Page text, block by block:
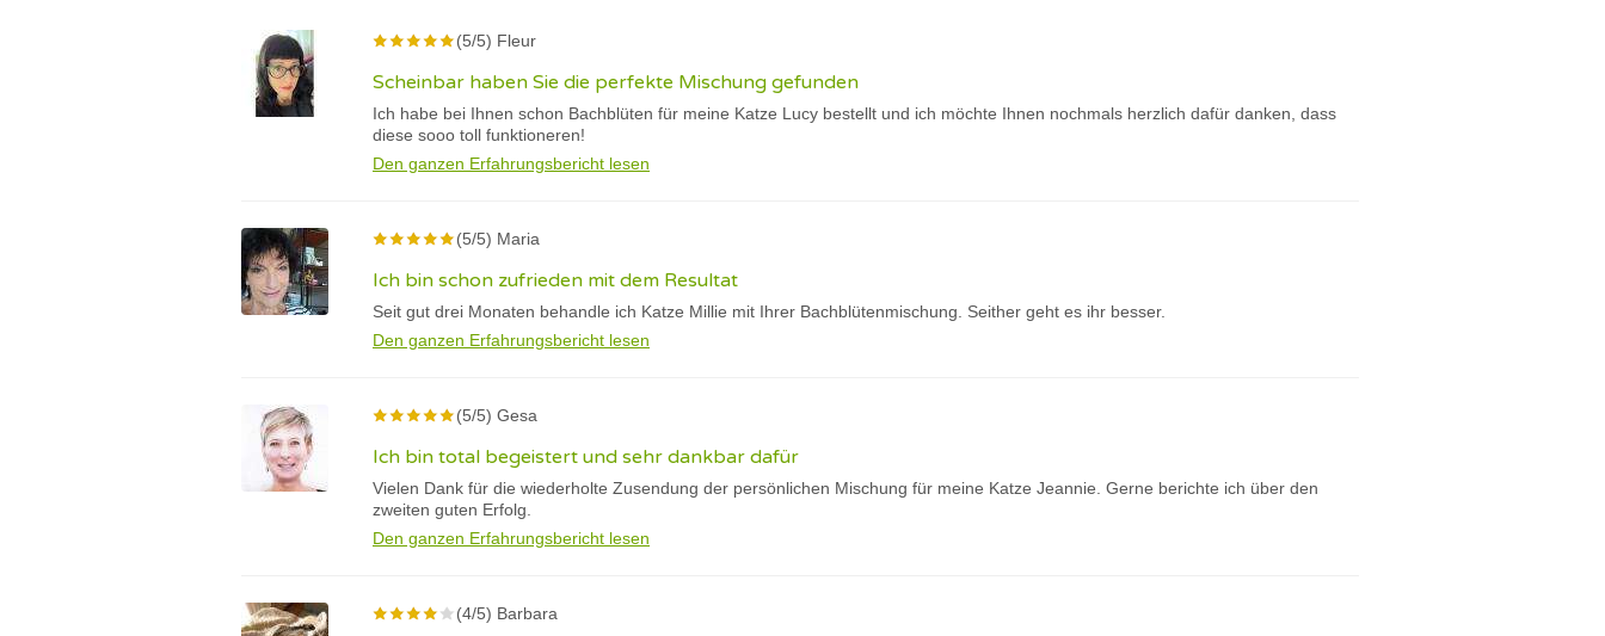
(5/5) Fleur
Scheinbar haben Sie die perfekte Mischung gefunden
Ich habe bei Ihnen schon Bachblüten für meine Katze Lucy bestellt und ich möchte Ihnen nochmals herzlich dafür danken, dass
diese sooo toll funktioneren!
Den ganzen Erfahrungsbericht lesen
(5/5) Maria
Ich bin schon zufrieden mit dem Resultat
Seit gut drei Monaten behandle ich Katze Millie mit Ihrer Bachblütenmischung. Seither geht es ihr besser.
Den ganzen Erfahrungsbericht lesen
(5/5) Gesa
Ich bin total begeistert und sehr dankbar dafür
Vielen Dank für die wiederholte Zusendung der persönlichen Mischung für meine Katze Jeannie. Gerne berichte ich über den
zweiten guten Erfolg.
Den ganzen Erfahrungsbericht lesen
(4/5) Barbara